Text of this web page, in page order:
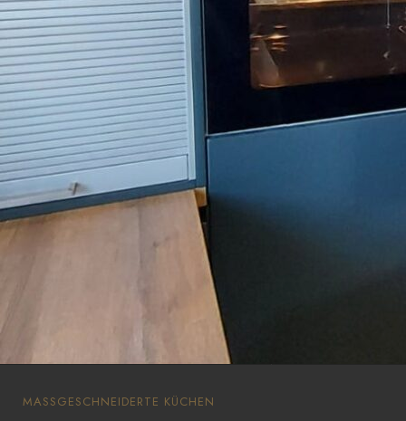
MASSGESCHNEIDERTE KÜCHEN